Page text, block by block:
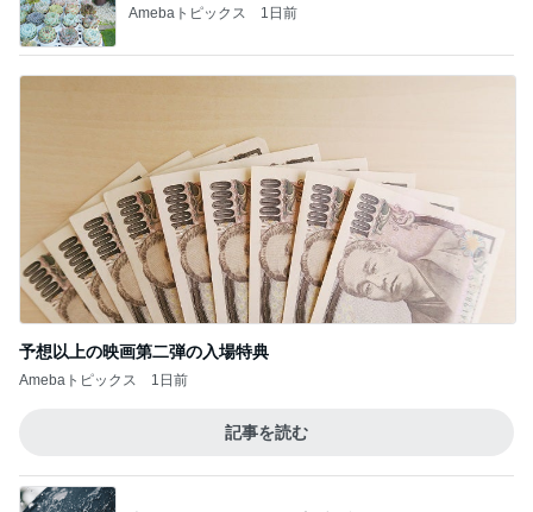
Amebaトピックス 1日前
予想以上の映画第二弾の入場特典
Amebaトピックス 1日前
記事を読む